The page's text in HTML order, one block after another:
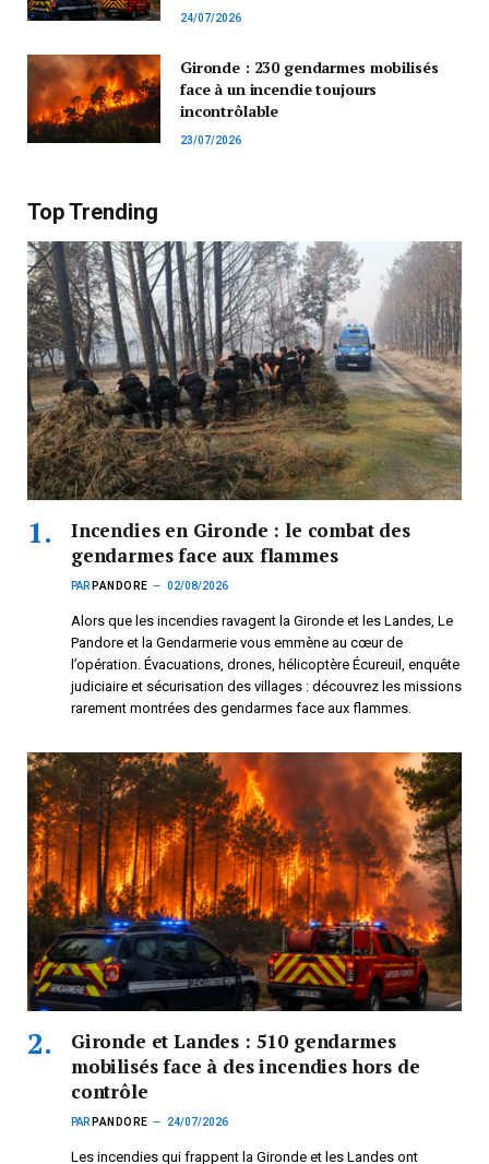
24/07/2026
Gironde : 230 gendarmes mobilisés
face à un incendie toujours
incontrôlable
23/07/2026
Top Trending
Incendies en Gironde : le combat des
gendarmes face aux flammes
PAR PANDORE 02/08/2026
Alors que les incendies ravagent la Gironde et les Landes, Le
Pandore et la Gendarmerie vous emmène au cœur de
l’opération. Évacuations, drones, hélicoptère Écureuil, enquête
judiciaire et sécurisation des villages : découvrez les missions
rarement montrées des gendarmes face aux flammes.
Gironde et Landes : 510 gendarmes
mobilisés face à des incendies hors de
contrôle
PAR PANDORE 24/07/2026
Les incendies qui frappent la Gironde et les Landes ont